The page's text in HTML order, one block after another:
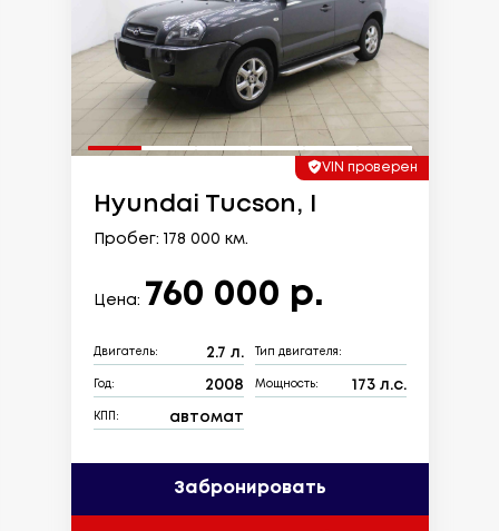
VIN проверен
Hyundai Tucson, I
Пробег: 178 000 км.
Цена: 760 000 р.
Двигатель: 2.7 л. Тип двигателя:
Год: 2008 Мощность: 173 л.с.
КПП: автомат
Забронировать